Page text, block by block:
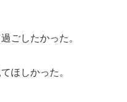
ごしたかった。
ほしかった。